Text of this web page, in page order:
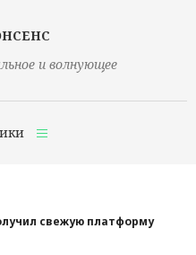
и волнующее
свежую платформу